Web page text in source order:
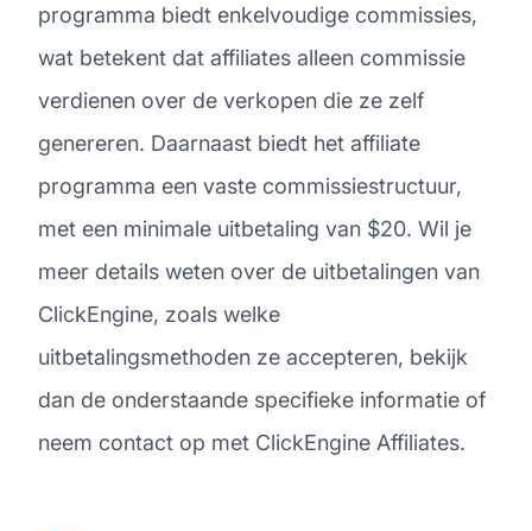
programma biedt enkelvoudige commissies,
wat betekent dat affiliates alleen commissie
verdienen over de verkopen die ze zelf
genereren. Daarnaast biedt het affiliate
programma een vaste commissiestructuur,
met een minimale uitbetaling van $20. Wil je
meer details weten over de uitbetalingen van
ClickEngine, zoals welke
uitbetalingsmethoden ze accepteren, bekijk
dan de onderstaande specifieke informatie of
neem contact op met ClickEngine Affiliates.